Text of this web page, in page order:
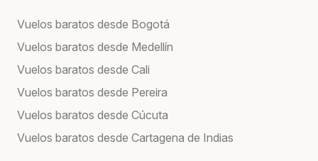
Vuelos baratos desde Bogotá
Vuelos baratos desde Medellín
Vuelos baratos desde Cali
Vuelos baratos desde Pereira
Vuelos baratos desde Cúcuta
Vuelos baratos desde Cartagena de Indias